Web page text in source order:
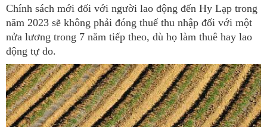
Chính sách mới đối với người lao động đến Hy Lạp trong
năm 2023 sẽ không phải đóng thuế thu nhập đối với một
nửa lương trong 7 năm tiếp theo, dù họ làm thuê hay lao
động tự do.